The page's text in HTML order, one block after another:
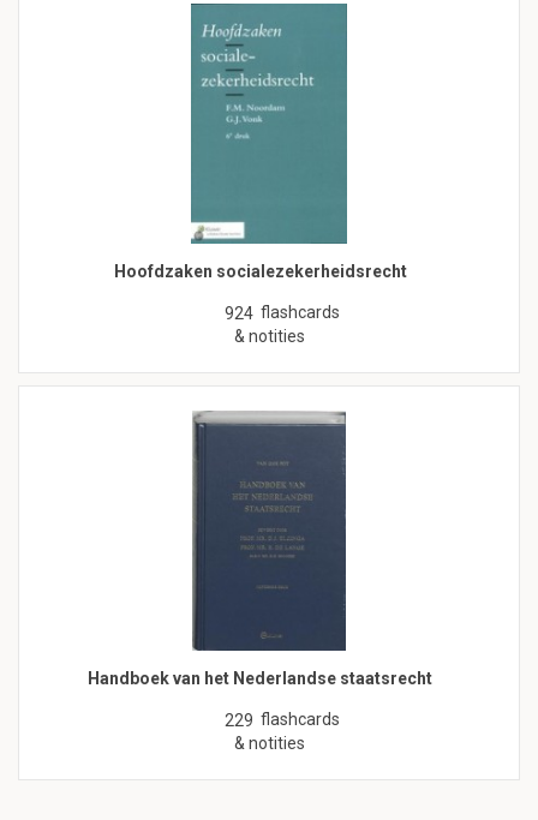
Hoofdzaken socialezekerheidsrecht
924 flashcards
& notities
Handboek van het Nederlandse staatsrecht
229 flashcards
& notities